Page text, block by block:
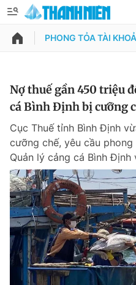
QUẢNG CÁO
Chuyên mục khác
Chào ngày mới
Tin thị trường
Video
Thông tin tài khoản
Đổi mật khẩu
Tin đã lưu
Tin đã xem
Đăng xuất
PHONG TỎA TÀI
Nợ thuế gần 450 triệu
cá Bình Định bị cưỡng
Cục Thuế tỉnh Bình Định
cưỡng chế, yêu cầu
Quản lý cảng cá Bình